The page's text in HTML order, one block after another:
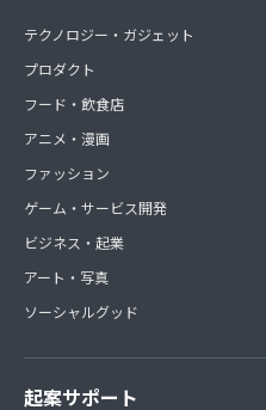
テクノロジー・ガジェット
プロダクト
フード・飲食店
アニメ・漫画
ファッション
ゲーム・サービス開発
ビジネス・起業
アート・写真
ソーシャルグッド
起案サポート